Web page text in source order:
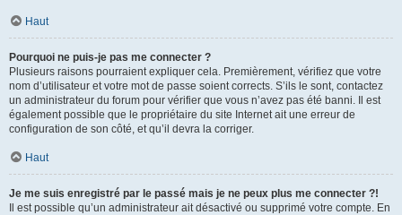
Haut
Pourquoi ne puis-je pas me connecter ?
Plusieurs raisons pourraient expliquer cela. Premièrement, vérifiez que votre
nom d’utilisateur et votre mot de passe soient corrects. S’ils le sont, contactez
un administrateur du forum pour vérifier que vous n’avez pas été banni. Il est
également possible que le propriétaire du site Internet ait une erreur de
configuration de son côté, et qu’il devra la corriger.
Haut
Je me suis enregistré par le passé mais je ne peux plus me connecter ?!
Il est possible qu’un administrateur ait désactivé ou supprimé votre compte. En